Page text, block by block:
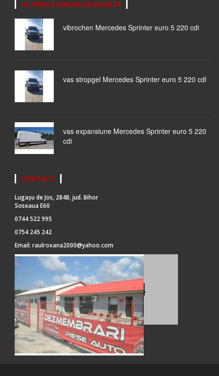
ULTIMELE MASINI ADAUGATE
vibrochen Mercedes Sprinter euro 5 220 cdi
vas stropgel Mercedes Sprinter euro 5 220 cdi
vas expansiune Mercedes Sprinter euro 5 220
cdi
CONTACT
Lugașu de Jos, 284B, jud. Bihor
Soseaua E60
0744 522 995
0754 245 242
Email: raulroxana2000@yahoo.com